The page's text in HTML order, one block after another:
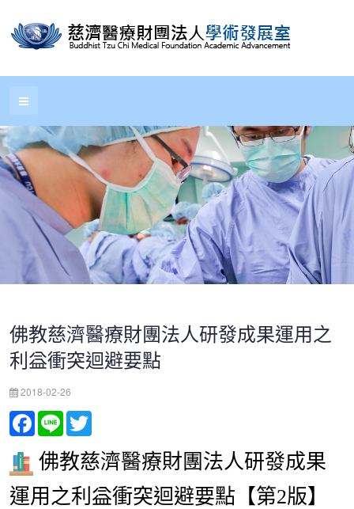
佛教慈濟醫療財團法人研發成果運用之
利益衝突迴避要點
2018-02-26
Facebook
Line
佛教慈濟醫療財團法人研發成果
運用之利益衝突迴避要點【第2版】